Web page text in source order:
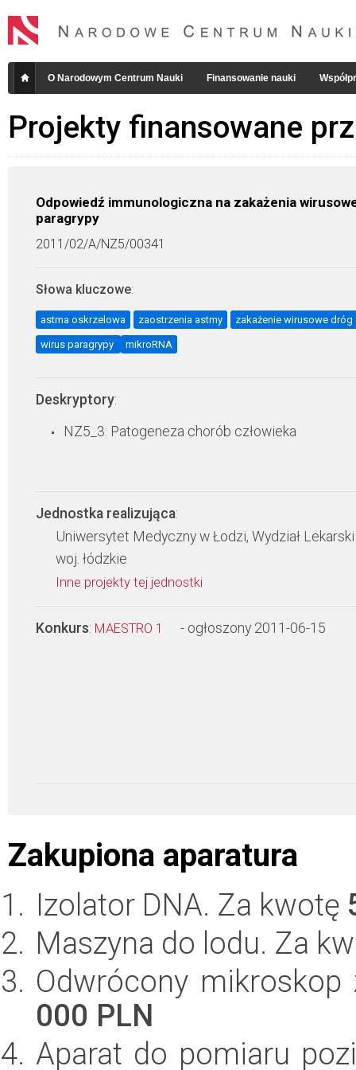
O Narodowym Centrum Nauki Finansowanie nauki
Projekty finansowane
Odpowiedź immunologiczna na zakażenia
paragrypy
2011/02/A/NZ5/00341
Słowa kluczowe:
astma oskrzelowa zaostrzenia astmy zakażenie wirusowe
wirus paragrypy mikroRNA
Deskryptory:
NZ5_3: Patogeneza chorób człowieka
Jednostka realizująca:
Uniwersytet Medyczny w Łodzi, Wydział Lekarski
woj. łódzkie
Inne projekty tej jednostki
Konkurs: MAESTRO 1 - ogłoszony 2011-06-15
Zakupiona aparatura
Izolator DNA. Za kwotę
Maszyna do lodu. Za
Odwrócony
000 PLN
Aparat do pomiaru